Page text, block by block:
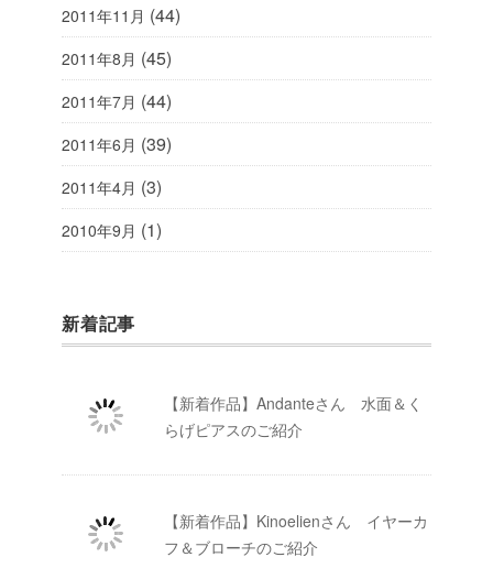
2011年11月 (44)
2011年8月 (45)
2011年7月 (44)
2011年6月 (39)
2011年4月 (3)
2010年9月 (1)
新着記事
【新着作品】Andanteさん 水面＆く
らげピアスのご紹介
【新着作品】Kinoelienさん イヤーカ
フ＆ブローチのご紹介